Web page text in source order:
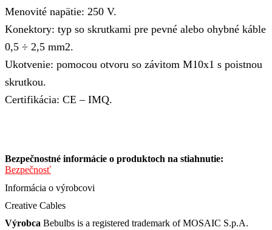
Menovité napätie: 250 V.
Konektory: typ so skrutkami pre pevné alebo ohybné káble
0,5 ÷ 2,5 mm2.
Ukotvenie: pomocou otvoru so závitom M10x1 s poistnou
skrutkou.
Certifikácia: CE – IMQ.
Bezpečnostné informácie o produktoch na stiahnutie:
Bezpečnosť
Informácia o výrobcovi
Creative Cables
Výrobca Bebulbs is a registered trademark of MOSAIC S.p.A.